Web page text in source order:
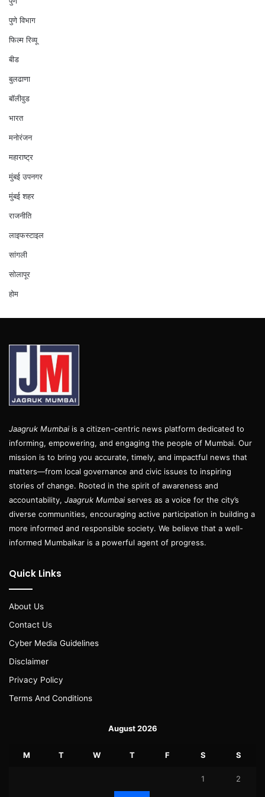
पुणे विभाग
फिल्म रिव्यू
बीड
बुलढाणा
बॉलीवुड
भारत
मनोरंजन
महाराष्ट्र
मुंबई उपनगर
मुंबई शहर
राजनीति
लाइफस्टाइल
सांगली
सोलापूर
होम
Jaagruk Mumbai is a citizen-centric news platform dedicated to
informing, empowering, and engaging the people of Mumbai. Our
mission is to bring you accurate, timely, and impactful news that
matters—from local governance and civic issues to inspiring
stories of change. Rooted in the spirit of awareness and
accountability, Jaagruk Mumbai serves as a voice for the city’s
diverse communities, encouraging active participation in building a
more informed and responsible society. We believe that a well-
informed Mumbaikar is a powerful agent of progress.
Quick Links
About Us
Contact Us
Cyber Media Guidelines
Disclaimer
Privacy Policy
Terms And Conditions
August 2026
M T W T F S S
1 2